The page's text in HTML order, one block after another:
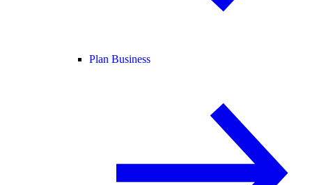
Plan Business